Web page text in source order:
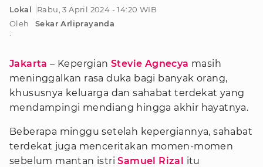
Lokal
Rabu, 3 April 2024 - 14:20 WIB
Oleh
:
Sekar Arliprayanda
Jakarta – KepergianStevie Agnecya masih
meninggalkan rasa duka bagi banyak orang,
khususnya keluarga dan sahabat terdekat yang
mendampingi mendiang hingga akhir hayatnya.
Beberapa minggu setelah kepergiannya, sahabat
terdekat juga menceritakan momen-momen
sebelum mantan istriSamuel Rizal itu